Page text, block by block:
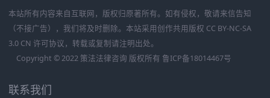
本站所有内容来自互联网，版权归原著所有。如有侵权，敬请来信告知
（不接广告），我们将及时删除。本站采用创作共用版权 CC BY-NC-SA
3.0 CN 许可协议，转载或复制请注明出处。
Copyright © 2022 策法法律咨询 版权所有 鲁ICP备18014467号
联系我们